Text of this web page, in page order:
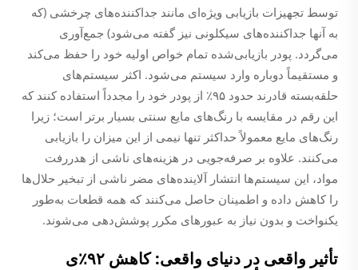
توسط تجهیزات بازیابی ویژه‌ای مانند جداکننده‌های چرخشی (که
به آنها جداکننده‌های سیکلونی نیز گفته می‌شود) جمع‌آوری
می‌گردد. پودر بازیابی‌شده تمام خواص اولیه خود را حفظ می‌کند
و مستقیماً دوباره وارد سیستم می‌شود. اکثر سیستم‌های
حلقه‌بسته قادرند حدود ۹۵٪ از پودر خود را مجدداً استفاده کنند که
این رقم در مقایسه با رنگ‌های مایع سنتی بسیار برتر است؛ زیرا
رنگ‌های مایع معمولاً حداکثر تنها نیمی از این میزان را بازیابی
می‌کنند. علاوه بر صرفه‌جویی در هزینه‌های ناشی از هدررفت
مواد، این سیستم‌ها انتشار آلاینده‌های مضر ناشی از تبخیر حلال‌ها
را کاهش داده و اطمینان حاصل می‌کنند که همه قطعات به‌طور
یکنواخت و بدون نیاز به عبورهای مکرر پوشش‌دهی می‌شوند.
تأثیر واقعی در دنیای واقعی: کاهش ۹۲٪ی